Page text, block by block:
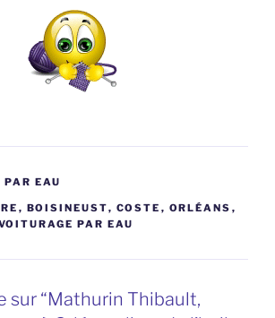
PAR EAU
, BOISINEUST, COSTE , ORLÉANS ,
PAR EAU
sur “Mathurin Thibault,